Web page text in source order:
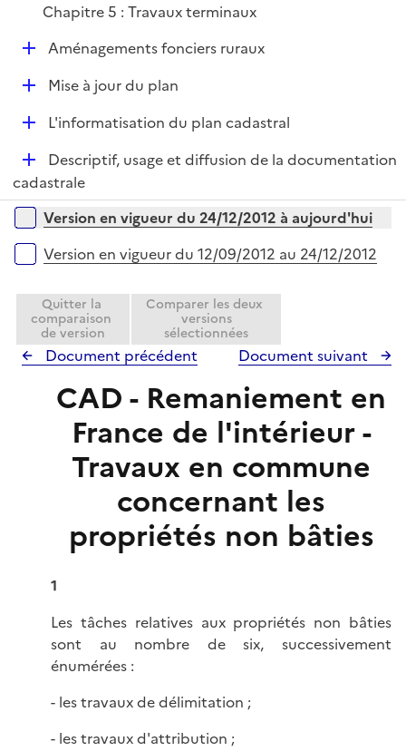
Chapitre 5 : Travaux terminaux
D
r
Aménagements fonciers ruraux
D
e
r
Mise à jour du plan
D
l
e
r
L'informatisation du plan cadastral
D
é
p
e
r
Descriptif, usage et diffusion de la documentation
cadastrale
Versions sur la période
Version en vigueur du 24/12/2012 à aujourd'hui
Version en vigueur du 12/09/2012 au 24/12/2012
Quitter la
comparaison
de version
Comparer les deux
versions
sélectionnées
Document précédent Document suivant
CAD - Remaniement en
France de l'intérieur -
Travaux en commune
concernant les
propriétés non bâties
1
Les tâches relatives aux propriétés non bâties
sont au nombre de six, successivement
énumérées :
- les travaux de délimitation ;
- les travaux d'attribution ;